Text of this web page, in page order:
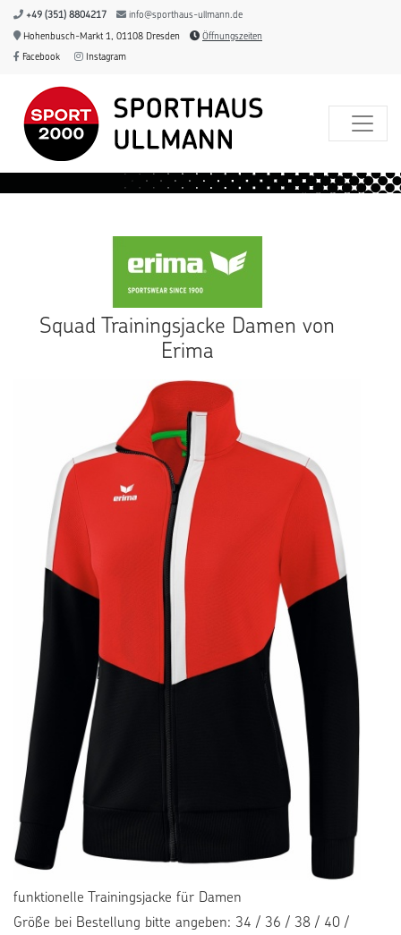
+49 (351) 8804217 info@sporthaus-ullmann.de
Hohenbusch-Markt 1, 01108 Dresden Öffnungszeiten
Facebook Instagram
Squad Trainingsjacke Damen von
Erima
funktionelle Trainingsjacke für Damen
Größe bei Bestellung bitte angeben: 34 / 36 / 38 / 40 /